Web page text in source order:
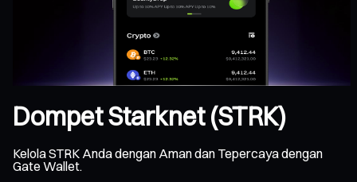
Dompet Starknet (STRK)
Kelola STRK Anda dengan Aman dan Tepercaya dengan
Gate Wallet.